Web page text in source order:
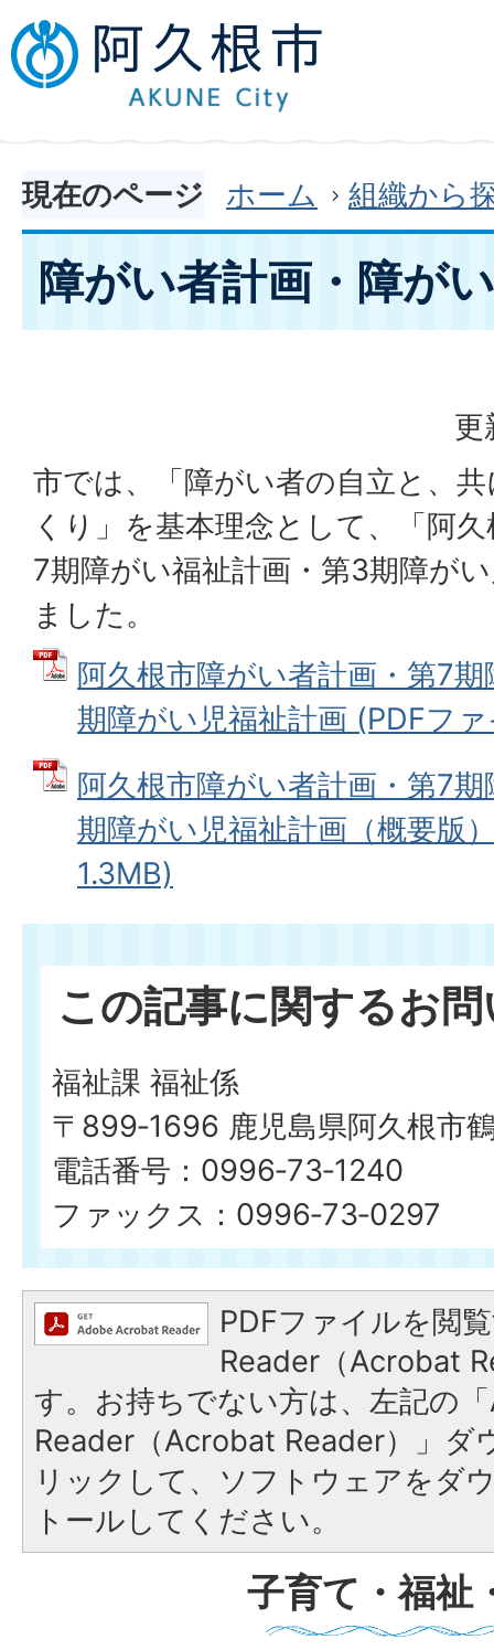
現在のページ ホーム 組織から
障がい者計画・障が
更
市では、「障がい者の自立と、
くり」を基本理念として、「阿
7期障がい福祉計画・第3期障が
ました。
阿久根市障がい者計画・第7
期障がい児福祉計画 (PDFフ
阿久根市障がい者計画・第7
期障がい児福祉計画（概要版
1.3MB)
この記事に関するお
福祉課 福祉係
〒899‐1696 鹿児島県阿久根市
電話番号：0996‐73‐1240
ファックス：0996‐73‐0297
PDFファイルを閲
Reader（Acrobat
す。お持ちでない方は、左記の
Reader（Acrobat Reader）」ダ
リックして、ソフトウェアをダ
トールしてください。
子育て・福祉